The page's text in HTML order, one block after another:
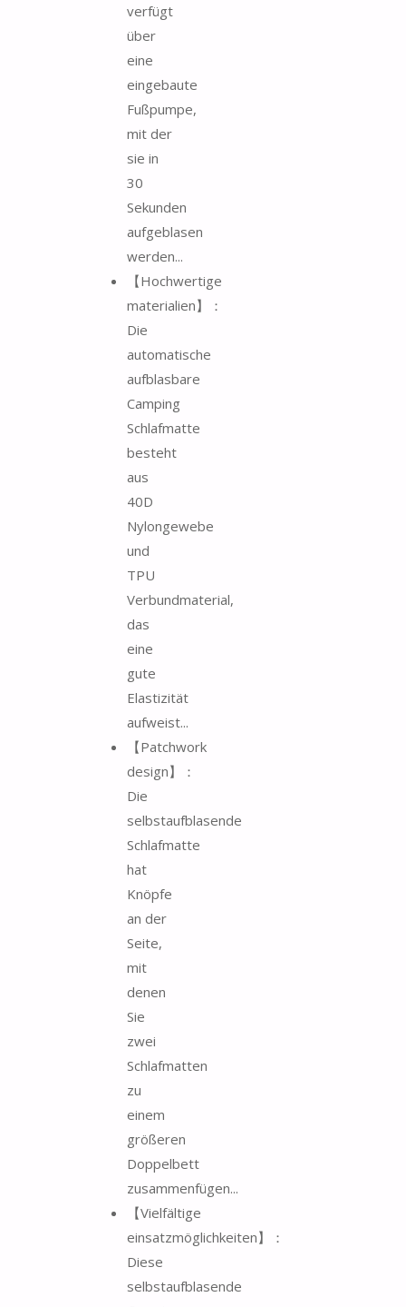
verfügt
über
eine
eingebaute
Fußpumpe,
mit der
sie in
30
Sekunden
aufgeblasen
werden...
【Hochwertige
materialien】：
Die
automatische
aufblasbare
Camping
Schlafmatte
besteht
aus
40D
Nylongewebe
und
TPU
Verbundmaterial,
das
eine
gute
Elastizität
aufweist...
【Patchwork
design】：
Die
selbstaufblasende
Schlafmatte
hat
Knöpfe
an der
Seite,
mit
denen
Sie
zwei
Schlafmatten
zu
einem
größeren
Doppelbett
zusammenfügen...
【Vielfältige
einsatzmöglichkeiten】：
Diese
selbstaufblasende